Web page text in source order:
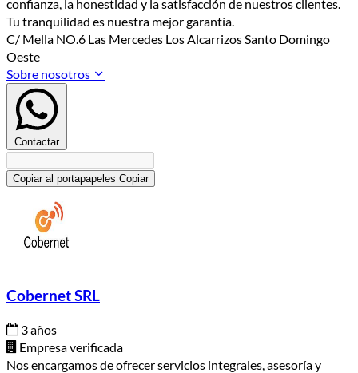
confianza, la honestidad y la satisfacción de nuestros clientes.
Tu tranquilidad es nuestra mejor garantía.
C/ Mella NO.6 Las Mercedes Los Alcarrizos Santo Domingo
Oeste
Sobre nosotros
Contactar
Copiar al portapapeles Copiar
Cobernet SRL
3 años
Empresa verificada
Nos encargamos de ofrecer servicios integrales, asesoría y